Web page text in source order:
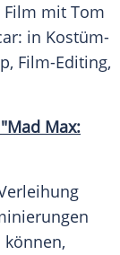
Film mit Tom
in Kostüm-
Film-Editing,
Max:
können,